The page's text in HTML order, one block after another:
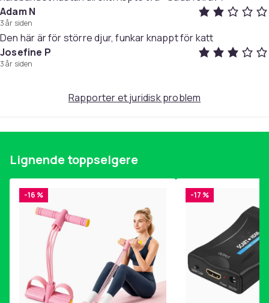
Adam N
3 år siden
Den här är för större djur, funkar knappt för katt
Josefine P
3 år siden
Rapporter et juridisk problem
Lignende toppselgere
-16 % -17 %